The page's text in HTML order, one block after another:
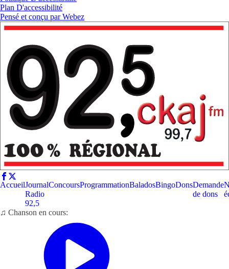
Plan D'accessibilité
Pensé et conçu parWebez
AccueilJournal
Radio
92,5
ConcoursProgrammationBaladosBingoDonsDemande
de dons
♫ Chanson en cours: